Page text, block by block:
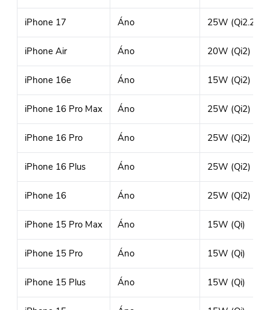
iPhone 17 Áno 25W (Qi2.2)
iPhone Air Áno 20W (Qi2)
iPhone 16e Áno 15W (Qi2)
iPhone 16 Pro Max Áno 25W (Qi2)
iPhone 16 Pro Áno 25W (Qi2)
iPhone 16 Plus Áno 25W (Qi2)
iPhone 16 Áno 25W (Qi2)
iPhone 15 Pro Max Áno 15W (Qi)
iPhone 15 Pro Áno 15W (Qi)
iPhone 15 Plus Áno 15W (Qi)